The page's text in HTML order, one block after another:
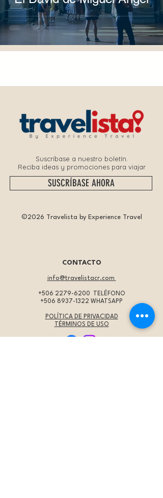
Suscríbase a nuestro boletín.
Reciba ideas y promociones para viajar
SUSCRÍBASE AHORA
©2026 Travelista by Experience Travel
CONTACTO
info@travelistacr.com
+506 2279-6200
TELÉFONO
+506 8937-1322 WHATSAPP
POLÍTICA DE PRIVACIDAD
TÉRMINOS DE USO